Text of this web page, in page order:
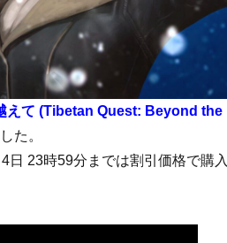
えて (Tibetan Quest: Beyond the
た。
日 23時59分までは割引価格で購入